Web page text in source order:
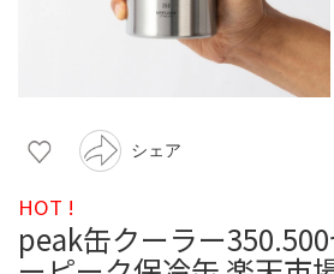
シェア
HOT !
peak缶クーラー